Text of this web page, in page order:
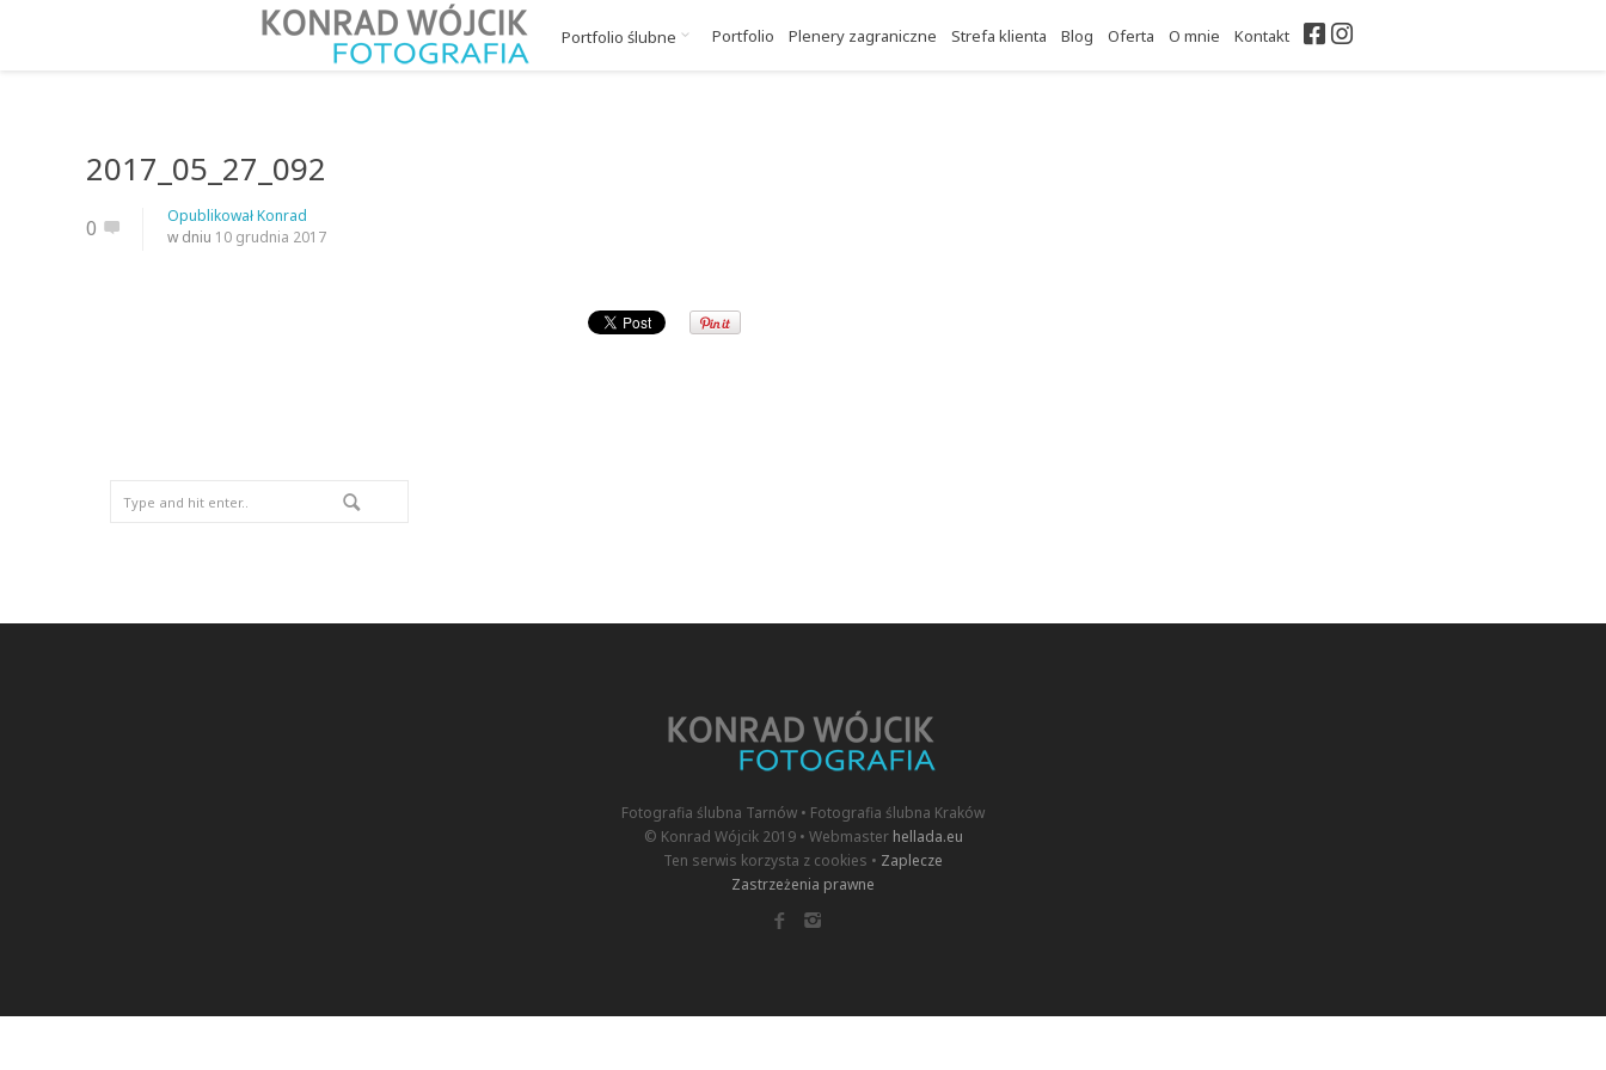
Portfolio ślubne Portfolio Plenery zagraniczne Strefa klienta Blog Oferta O mnie Kontakt Facebook
Instagram
2017_05_27_092
0 OpublikowałKonrad
w dniu 10 grudnia 2017
Fotografia ślubna Tarnów • Fotografia ślubna Kraków
© Konrad Wójcik 2019 • Webmaster hellada.eu
Ten serwis korzysta z cookies • Zaplecze
Zastrzeżenia prawne